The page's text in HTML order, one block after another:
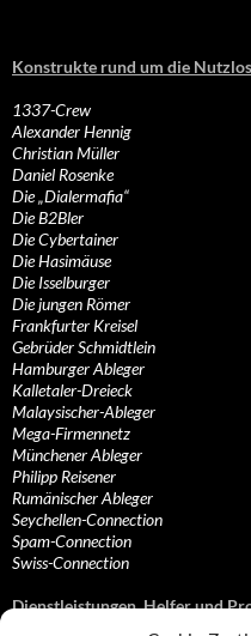
Konstrukte rund um die
1337-Crew
Alexander Hennig
Christian Müller
Daniel Rosenke
Die „Dialermafia“
Die B2Bler
Die Cybertainer
Die Hasimäuse
Die Isselburger
Die jungen Römer
Frankfurter Kreisel
Gebrüder Schmidtlein
Hamburger Ableger
Kalletaler-Dreieck
Malaysischer-Ableger
Mega-Firmennetz
Münchener Ableger
Philipp Reisener
Rumänischer Ableger
Seychellen-Connection
Spam-Connection
Swiss-Connection
Dienstleistungen, Helfer und